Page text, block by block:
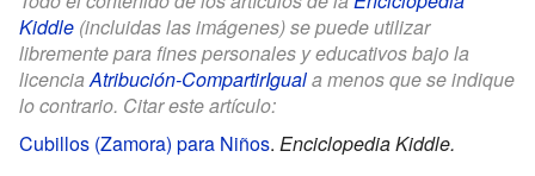
Kiddle (incluidas las imágenes) se puede utilizar
libremente para fines personales y educativos bajo la
licenciaAtribución-CompartirIguala menos que se indique
lo contrario. Citar este artículo:
Cubillos (Zamora) para Niños. Enciclopedia Kiddle.